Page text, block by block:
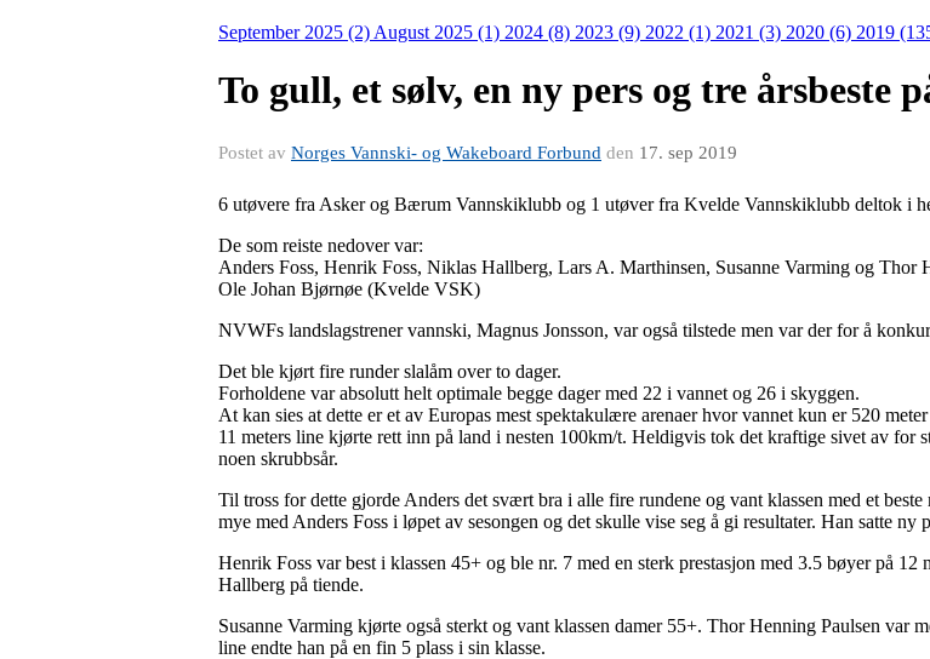
September 2025 (2) August 2025 (1) 2024 (8) 2023 (9) 2022 (1) 2021 (3) 2020 (6) 2019
To gull, et sølv, en ny pers og tre årsbeste
Postet av Norges Vannski- og Wakeboard Forbund den 17. sep 2019
6 utøvere fra Asker og Bærum Vannskiklubb og 1 utøver fra Kvelde Vannskiklubb deltok i
De som reiste nedover var:
Anders Foss, Henrik Foss, Niklas Hallberg, Lars A. Marthinsen, Susanne Varming og
Ole Johan Bjørnøe (Kvelde VSK)
NVWFs landslagstrener vannski, Magnus Jonsson, var også tilstede men var der for å
Det ble kjørt fire runder slalåm over to dager.
Forholdene var absolutt helt optimale begge dager med 22 i vannet og 26 i skyggen.
At kan sies at dette er et av Europas mest spektakulære arenaer hvor vannet kun er 520
11 meters line kjørte rett inn på land i nesten 100km/t. Heldigvis tok det kraftige sivet av for
noen skrubbsår.
Til tross for dette gjorde Anders det svært bra i alle fire rundene og vant klassen med et beste
mye med Anders Foss i løpet av sesongen og det skulle vise seg å gi resultater. Han satte
Henrik Foss var best i klassen 45+ og ble nr. 7 med en sterk prestasjon med 3.5 bøyer på
Hallberg på tiende.
Susanne Varming kjørte også sterkt og vant klassen damer 55+. Thor Henning Paulsen var
line endte han på en fin 5 plass i sin klasse.